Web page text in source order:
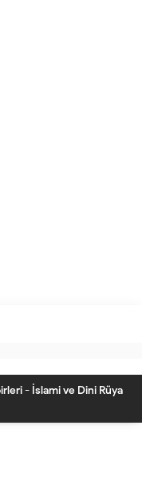
- İslami ve Dini Rüya